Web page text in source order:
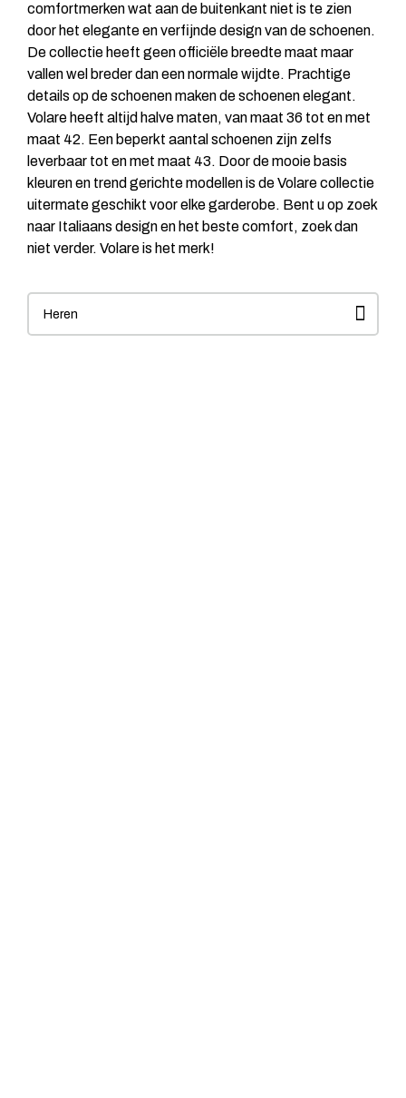
comfortmerken wat aan de buitenkant niet is te zien
door het elegante en verfijnde design van de schoenen.
De collectie heeft geen officiële breedte maat maar
vallen wel breder dan een normale wijdte. Prachtige
details op de schoenen maken de schoenen elegant.
Volare heeft altijd halve maten, van maat 36 tot en met
maat 42. Een beperkt aantal schoenen zijn zelfs
leverbaar tot en met maat 43. Door de mooie basis
kleuren en trend gerichte modellen is de Volare collectie
uitermate geschikt voor elke garderobe. Bent u op zoek
naar Italiaans design en het beste comfort, zoek dan
niet verder. Volare is het merk!